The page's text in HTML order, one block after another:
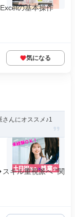
の基本操作
気になる
さんにオススメ♪1
キル重視派へ ”関